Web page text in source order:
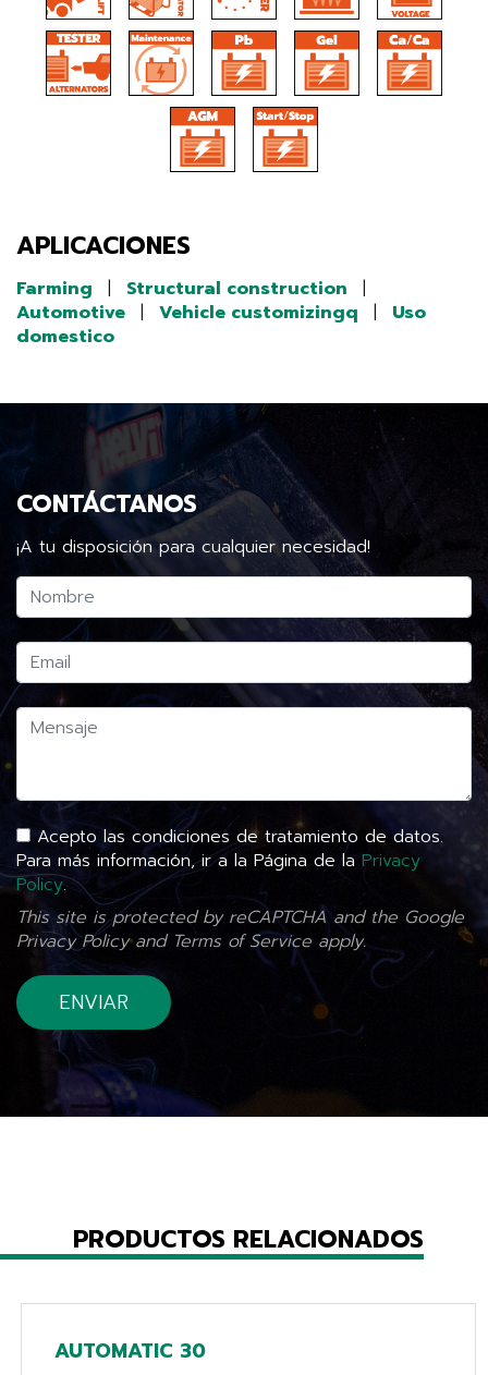
APLICACIONES
Farming | Structural construction
|
Automotive | Vehicle customizingq |
Uso
domestico
CONTÁCTANOS
¡A tu disposición para cualquier necesidad!
Acepto las condiciones de tratamiento de datos.
Para más información, ir a la Página de la Privacy
Policy.
This site is protected by reCAPTCHA and the Google
Privacy Policyand Terms of Service apply.
PRODUCTOS RELACIONADOS
AUTOMATIC 30